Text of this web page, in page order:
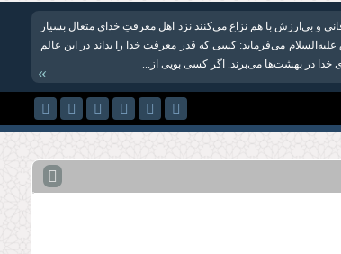
و بی‌ارزش با هم نزاع می‌کنند نزد اهل معرفتِ خدای متعال بسیار
می‌فرماید: کسی که قدر معرفت خدا را بداند در این عالم
خدا در بهشت‌ها می‌برند. اگر کسی بویی از...
»